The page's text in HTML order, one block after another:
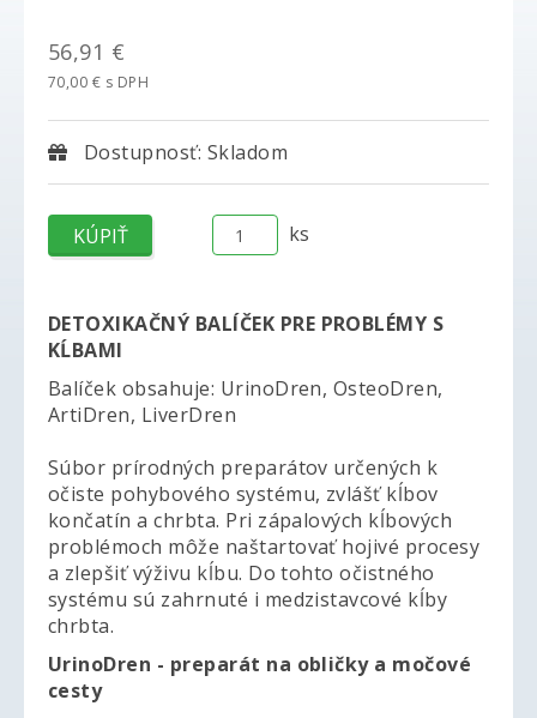
56,91 €
70,00 € s DPH
Dostupnosť: Skladom
ks
DETOXIKAČNÝ BALÍČEK PRE PROBLÉMY S
KĹBAMI
Balíček obsahuje: UrinoDren, OsteoDren,
ArtiDren, LiverDren
Súbor prírodných preparátov určených k
očiste pohybového systému, zvlášť kĺbov
končatín a chrbta. Pri zápalových kĺbových
problémoch môže naštartovať hojivé procesy
a zlepšiť výživu kĺbu. Do tohto očistného
systému sú zahrnuté i medzistavcové kĺby
chrbta.
UrinoDren - preparát na obličky a močové
cesty